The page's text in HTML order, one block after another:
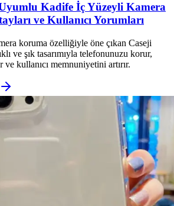
Kadife İç Yüzeyli Kamera
ve Kullanıcı Yorumları
koruma özelliğiyle öne çıkan Caseji
ve şık tasarımıyla telefonunuzu korur,
kullanıcı memnuniyetini artırır.